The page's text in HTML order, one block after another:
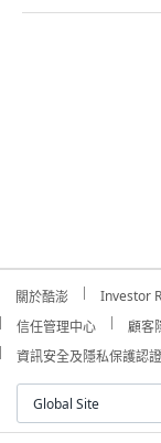
關於酷澎 Investor
信任管理中心
顧客
資訊安全及隱私保護認證
Global Site